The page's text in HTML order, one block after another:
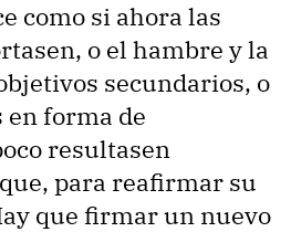
como si ahora las
o el hambre y la
secundarios, o
forma de
resultasen
para reafirmar su
que firmar un nuevo